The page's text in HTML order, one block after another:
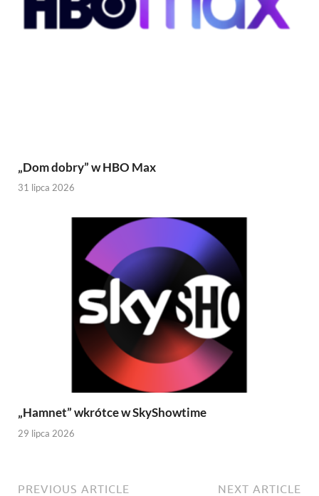
„Dom dobry” w HBO Max
31 lipca 2026
„Hamnet” wkrótce w SkyShowtime
29 lipca 2026
PREVIOUS ARTICLE NEXT ARTICLE